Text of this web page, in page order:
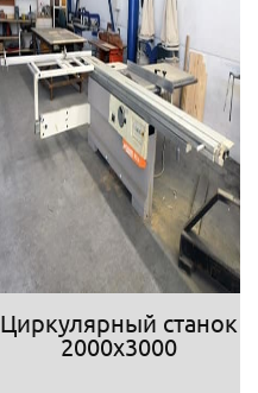
Циркулярный станок
2000х3000